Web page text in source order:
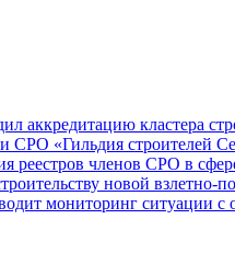
аккредитацию кластера
СРО «Гильдия строителей
реестров членов СРО в
новой взлетно-
мониторинг ситуации с